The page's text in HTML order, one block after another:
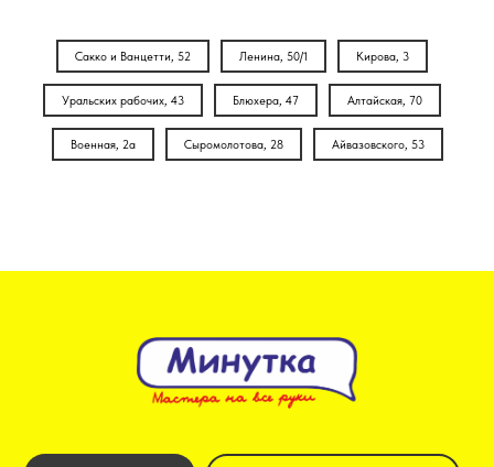
Сакко и Ванцетти, 52 Ленина, 50/1 Кирова, 3
Уральских рабочих, 43 Блюхера, 47 Алтайская, 70
Военная, 2а Сыромолотова, 28 Айвазовского, 53